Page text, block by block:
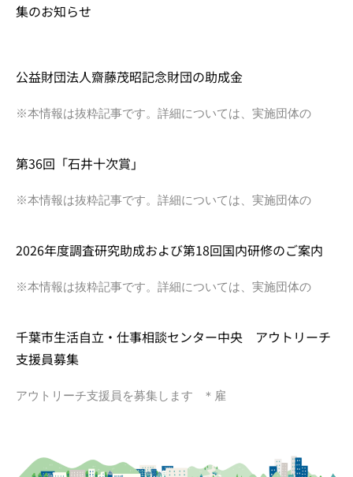
集のお知らせ
公益財団法人齋藤茂昭記念財団の助成金
※本情報は抜粋記事です。詳細については、実施団体の
第36回「石井十次賞」
※本情報は抜粋記事です。詳細については、実施団体の
2026年度調査研究助成および第18回国内研修のご案内
※本情報は抜粋記事です。詳細については、実施団体の
千葉市生活自立・仕事相談センター中央 アウトリーチ
支援員募集
アウトリーチ支援員を募集します ＊雇